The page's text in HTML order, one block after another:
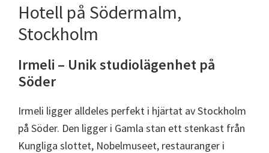
Hotell på Södermalm,
Stockholm
Irmeli – Unik studiolägenhet på
Söder
Irmeli ligger alldeles perfekt i hjärtat av Stockholm
på Söder. Den ligger i Gamla stan ett stenkast från
Kungliga slottet, Nobelmuseet, restauranger i